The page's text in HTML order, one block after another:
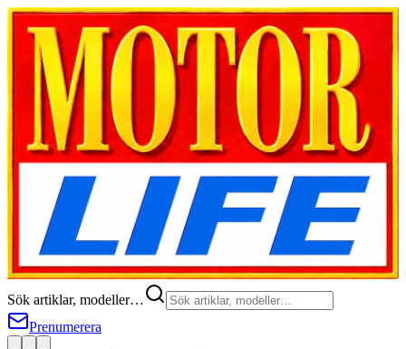
Sök artiklar, modeller…
Prenumerera